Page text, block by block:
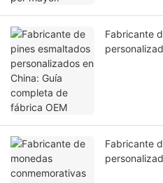
Fabricante
Fabricante